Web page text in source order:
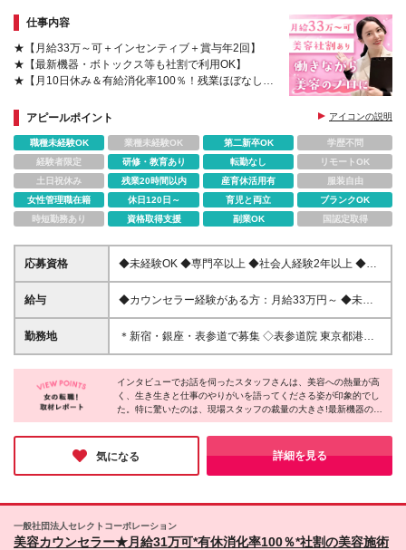
仕事内容
★【月給33万～可＋インセンティブ＋賞与年2回】
★【最新機器・ボトックス等も社割で利用OK】
★【月10日休み＆有給消化率100％！残業ほぼなし】
×2回もOK）】
アピールポイント アイコンの説明
職種未経験OK 業種未経験OK 第二新卒OK
学歴不問
経験者限定
研修・教育あり 転勤なし
リモートOK
土日祝休み
残業20時間以内 産育休活用有
服装自由
女性管理職在籍
休日120日～ 育児と両立
ブランクOK
時短勤務あり
資格取得支援 副業OK 国認定取得
応募資格
◆未経験OK ◆専門卒以上 ◆社会人経験2年以上 ◆接
客業やコミュニケーションを活かした仕事のご経験 ※
美容業界で働いていた方は歓迎します！ ＜こんな方
ィをもって患者様に寄り添いたい ◎自分のアイデア
を発信したい ◎チームで仕事をしたい
給与
◆カウンセラー経験がある方：月給33万円～ ◆未経
験の方：月給28万円～ ★未経験スタートの方がカウ
ンセリング業務から自立した段階で【33万円】へ昇
間）込み ※固定残業時間を超えた勤務時間については
別途残業代を支給します ※試用期間（6ヶ月間）の条
件は本採用と同じ
勤務地
＊新宿・銀座・表参道で募集 ◇表参道院 東京都港区
南青山5-9-2 VORT表参道maxim 2階 ◇新宿院 東京都
新宿区新宿3-5-3 高山ランド会館3階 ◇銀座院 東京都
中央区銀座5-12-6 CURA GINZA 2階 ※(変更の範囲)上
記を除く当社関連勤務地
インタビューでお話を伺ったスタッフさんは、美容への熱量が高
く、生き生きと仕事のやりがいを語ってくださる姿が印象的でし
た。特に驚いたのは、現場スタッフの裁量の大きさ!最新機器の導
入からキャンペーン企画まで任せてもらえる環境は、美容好きの
方にとってたまらなく魅力的なのではないでしょうか。チームワ
ークも抜群で、人間関係の良さも大きな魅力。働きながら綺麗に
なれる同社に、ぜひ応募してみてはいかがでしょうか♪
気になる 詳細を見る
一般社団法人セレクトコーポレーション
美容カウンセラー★月給31万可*有休消化率100％*社割の美容施術